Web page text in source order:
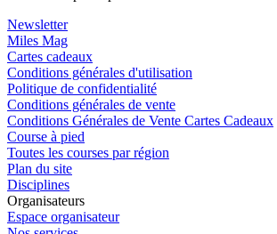
Newsletter
Miles Mag
Cartes cadeaux
Conditions générales d'utilisation
Politique de confidentialité
Conditions générales de vente
Conditions Générales de Vente Cartes Cadeaux
Course à pied
Toutes les courses par région
Plan du site
Disciplines
Organisateurs
Espace organisateur